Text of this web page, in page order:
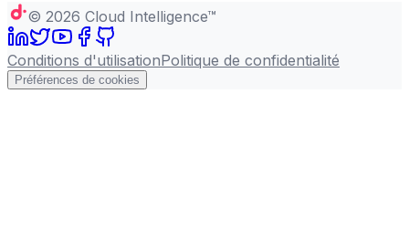
© 2026 Cloud Intelligence™
Conditions d'utilisationPolitique de confidentialité
Préférences de cookies